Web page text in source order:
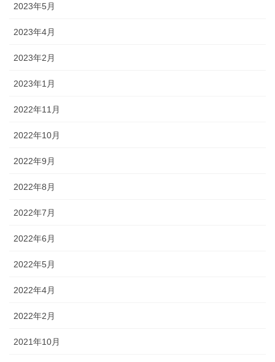
2023年5月
2023年4月
2023年2月
2023年1月
2022年11月
2022年10月
2022年9月
2022年8月
2022年7月
2022年6月
2022年5月
2022年4月
2022年2月
2021年10月